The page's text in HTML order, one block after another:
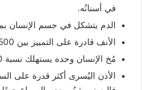
في أسنانُه.
الدم يتشكل في جسم الإنسان بمقدار
الأنف قادرة على التمييز بين 500 ألف رائحة يشمّها.
مُخ الإنسان وحده يستهلك نسبة 20% من الأكسجين.
الأذن اليُسرى أكثر قدرة على